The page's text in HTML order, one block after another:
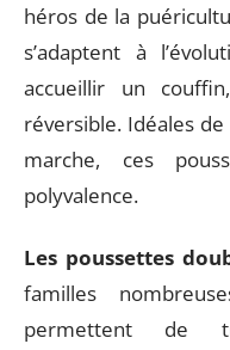
héros de la
s’adaptent à
accueillir un
réversible. Idéales de
marche, ces
polyvalence.
Les poussettes
familles
permettent de